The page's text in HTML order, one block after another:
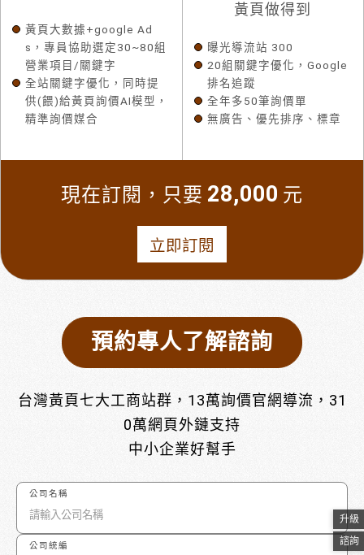
黃頁大數據+google Ad
s，專員協助選定30~80組
營業項目/關鍵字
全站關鍵字優化，同時提
供(餵)給黃頁詢價AI模型，
精準詢價媒合
黃頁做得到
曝光導流站 300
20組關鍵字優化，Google
排名追蹤
全年多50筆詢價單
無廣告、優先排序、標章
現在訂閱，只要 28,000 元
立即訂閱
預約專人了解諮詢
台灣黃頁七大工商站群，13萬詢價官網導流，31
0萬網頁外鏈支持
中小企業好幫手
公司名稱
公司統編
升級
諮詢